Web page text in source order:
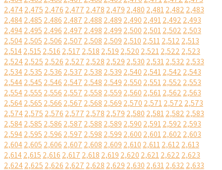
2,4742,475 2,476 2,477 2,478 2,479 2,480 2,4812,482 2,483
2,4842,485 2,486 2,487 2,488 2,489 2,490 2,4912,492 2,493
2,4942,495 2,496 2,497 2,498 2,499 2,500 2,5012,502 2,503
2,5042,505 2,506 2,507 2,508 2,509 2,510 2,5112,512 2,513
2,5142,515 2,516 2,517 2,518 2,519 2,520 2,5212,522 2,523
2,5242,525 2,526 2,527 2,528 2,529 2,530 2,5312,532 2,533
2,5342,535 2,536 2,537 2,538 2,539 2,540 2,5412,542 2,543
2,5442,545 2,546 2,547 2,548 2,549 2,550 2,5512,552 2,553
2,5542,555 2,556 2,557 2,558 2,559 2,560 2,5612,562 2,563
2,5642,565 2,566 2,567 2,568 2,569 2,570 2,5712,572 2,573
2,5742,575 2,576 2,577 2,578 2,579 2,580 2,5812,582 2,583
2,5842,585 2,586 2,587 2,588 2,589 2,590 2,5912,592 2,593
2,5942,595 2,596 2,597 2,598 2,599 2,600 2,6012,602 2,603
2,6042,605 2,606 2,607 2,608 2,609 2,610 2,6112,612 2,613
2,6142,615 2,616 2,617 2,618 2,619 2,620 2,6212,622 2,623
2,6242,625 2,626 2,627 2,628 2,629 2,630 2,6312,632 2,633